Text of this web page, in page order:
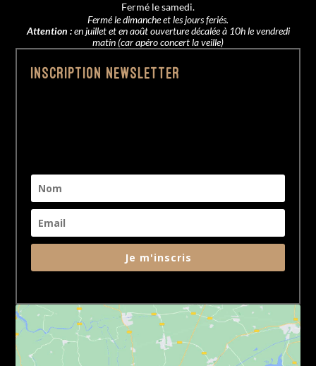
Fermé le samedi.
Fermé le dimanche et les jours feriés.
Attention :en juillet et en août ouverture décalée à 10h le vendredi
matin (car apéro concert la veille)
Inscription Newsletter
Je m'inscris